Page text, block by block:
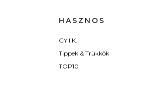
HASZNOS
GY.I.K.
Tippek & Trükkök
TOP10